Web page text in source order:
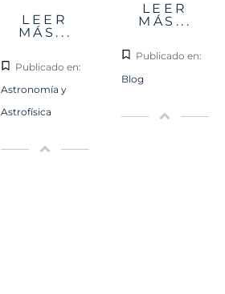
LEER
MÁS...
Publicado en:
Astronomía y
Astrofísica
LEER
MÁS...
Publicado en:
Blog